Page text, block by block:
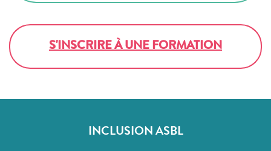
S'INSCRIRE À UNE FORMATION
INCLUSION ASBL